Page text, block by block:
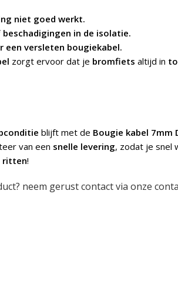
niet goed werkt.
in de isolatie.
versleten bougiekabel.
zorgt ervoor dat je bromfiets altijd in
blijft met de Bougie kabel 7mm
van een snelle levering, zodat je snel
ritten!
neem gerust contact via onze